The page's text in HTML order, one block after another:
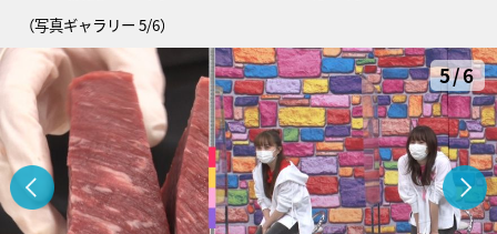
（写真ギャラリー 5/6）
5/6